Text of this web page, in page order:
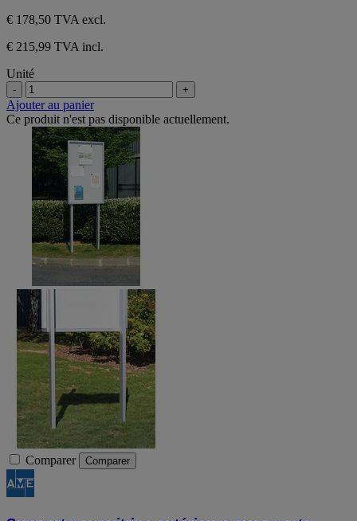
€ 178,50 TVA excl.
€ 215,99 TVA incl.
Unité
- +
Ajouter au panier
Ce produit n'est pas disponible actuellement.
Comparer Comparer